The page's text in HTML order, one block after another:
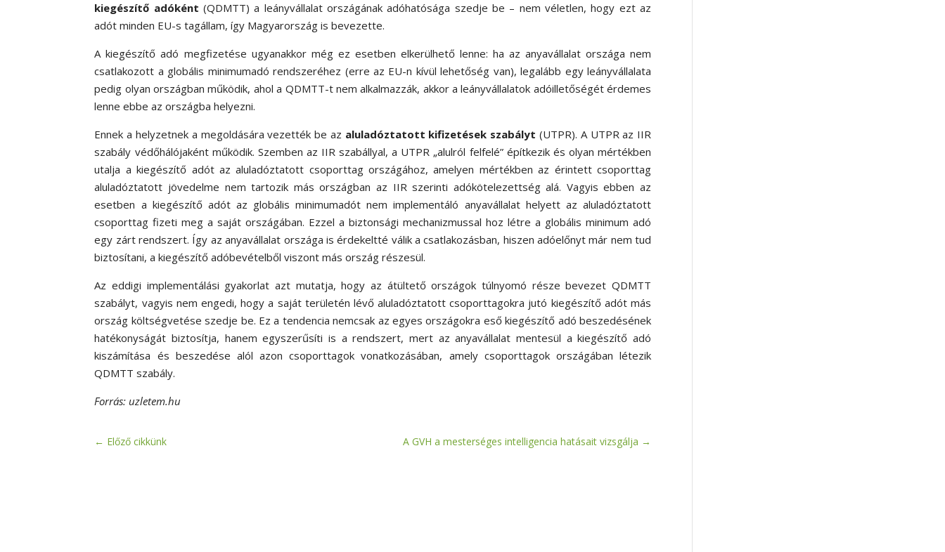
kiegészítő adóként (QDMTT) a leányvállalat országának adóhatósága szedje be – nem véletlen, hogy ezt az
adót minden EU-s tagállam, így Magyarország is bevezette.
A kiegészítő adó megfizetése ugyanakkor még ez esetben elkerülhető lenne: ha az anyavállalat országa nem
csatlakozott a globális minimumadó rendszeréhez (erre az EU-n kívül lehetőség van), legalább egy leányvállalata
pedig olyan országban működik, ahol a QDMTT-t nem alkalmazzák, akkor a leányvállalatok adóilletőségét érdemes
lenne ebbe az országba helyezni.
Ennek a helyzetnek a megoldására vezették be az aluladóztatott kifizetések szabályt (UTPR). A UTPR az IIR
szabály védőhálójaként működik. Szemben az IIR szabállyal, a UTPR „alulról felfelé” építkezik és olyan mértékben
utalja a kiegészítő adót az aluladóztatott csoporttag országához, amelyen mértékben az érintett csoporttag
aluladóztatott jövedelme nem tartozik más országban az IIR szerinti adókötelezettség alá. Vagyis ebben az
esetben a kiegészítő adót az globális minimumadót nem implementáló anyavállalat helyett az aluladóztatott
csoporttag fizeti meg a saját országában. Ezzel a biztonsági mechanizmussal hoz létre a globális minimum adó
egy zárt rendszert. Így az anyavállalat országa is érdekeltté válik a csatlakozásban, hiszen adóelőnyt már nem tud
biztosítani, a kiegészítő adóbevételből viszont más ország részesül.
Az eddigi implementálási gyakorlat azt mutatja, hogy az átültető országok túlnyomó része bevezet QDMTT
szabályt, vagyis nem engedi, hogy a saját területén lévő aluladóztatott csoporttagokra jutó kiegészítő adót más
ország költségvetése szedje be. Ez a tendencia nemcsak az egyes országokra eső kiegészítő adó beszedésének
hatékonyságát biztosítja, hanem egyszerűsíti is a rendszert, mert az anyavállalat mentesül a kiegészítő adó
kiszámítása és beszedése alól azon csoporttagok vonatkozásában, amely csoporttagok országában létezik
QDMTT szabály.
Forrás: uzletem.hu
← Előző cikkünk A GVH a mesterséges intelligencia hatásait vizsgálja →